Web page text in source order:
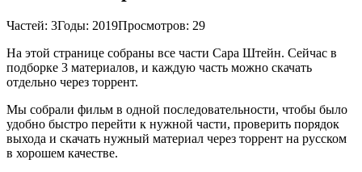
Частей: 3Годы: 2019Просмотров: 29
На этой странице собраны все части Сара Штейн. Сейчас в
подборке 3 материалов, и каждую часть можно скачать
отдельно через торрент.
Мы собрали фильм в одной последовательности, чтобы было
удобно быстро перейти к нужной части, проверить порядок
выхода и скачать нужный материал через торрент на русском
в хорошем качестве.